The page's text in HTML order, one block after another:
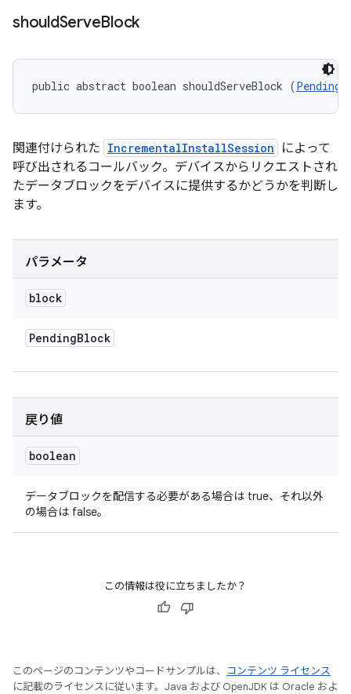
shouldServeBlock
public abstract boolean shouldServeBlock (
関連付けられた IncrementalInstallSession
によって
呼び出されるコールバック。デバイスからリクエストされ
たデータブロックをデバイスに提供するかどうかを判断し
ます。
パラメータ
block
PendingBlock
戻り値
boolean
データブロックを配信する必要がある場合は true、それ以外
の場合は false。
この情報は役に立ちましたか？
このページのコンテンツやコードサンプルは、
コンテンツ ライセンス
に記載のライセンスに従います。Java および OpenJDK は Oracle およ